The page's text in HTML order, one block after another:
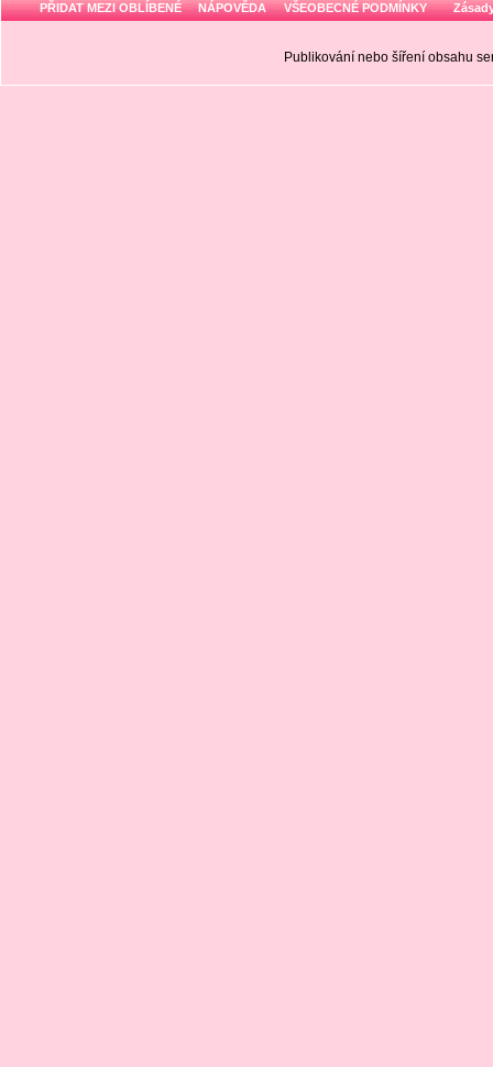
PŘIDAT MEZI OBLÍBENÉ NÁPOVĚDA VŠEOBECNÉ PODMÍNKY
Publikování nebo šíření obsahu